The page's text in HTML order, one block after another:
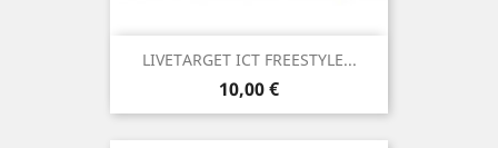
LIVETARGET ICT FREESTYLE...
Preço
10,00 €